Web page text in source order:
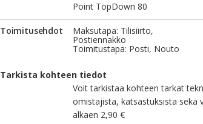
Point TopDown 80
Toimitusehdot Maksutapa: Tilisiirto,
Postiennakko
Toimitustapa: Posti, Nouto
Tarkista kohteen tiedot
Voit tarkistaa kohteen tarkat
omistajista, katsastuksista sekä
alkaen 2,90 €